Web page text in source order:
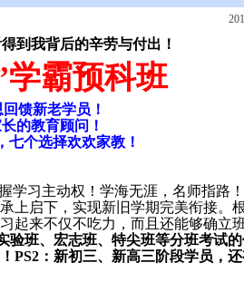
到我背后的辛劳与付出！
霸预科班
馈新老学员！
的教育顾问！
七个选择欢欢家教！
学习主动权！学海无涯，名师指路
上启下，实现新旧学期完美衔接。
起来不仅不吃力，而且还能够确立
验班、宏志班、特尖班等分班考试
PS2 ：新初三、新高三阶段学员，